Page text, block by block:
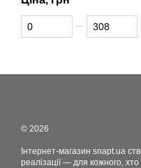
Від Ціна, грн
До Ціна, грн
© 2026
Інтернет-магазин snapt.ua
реалізації — для кожного,